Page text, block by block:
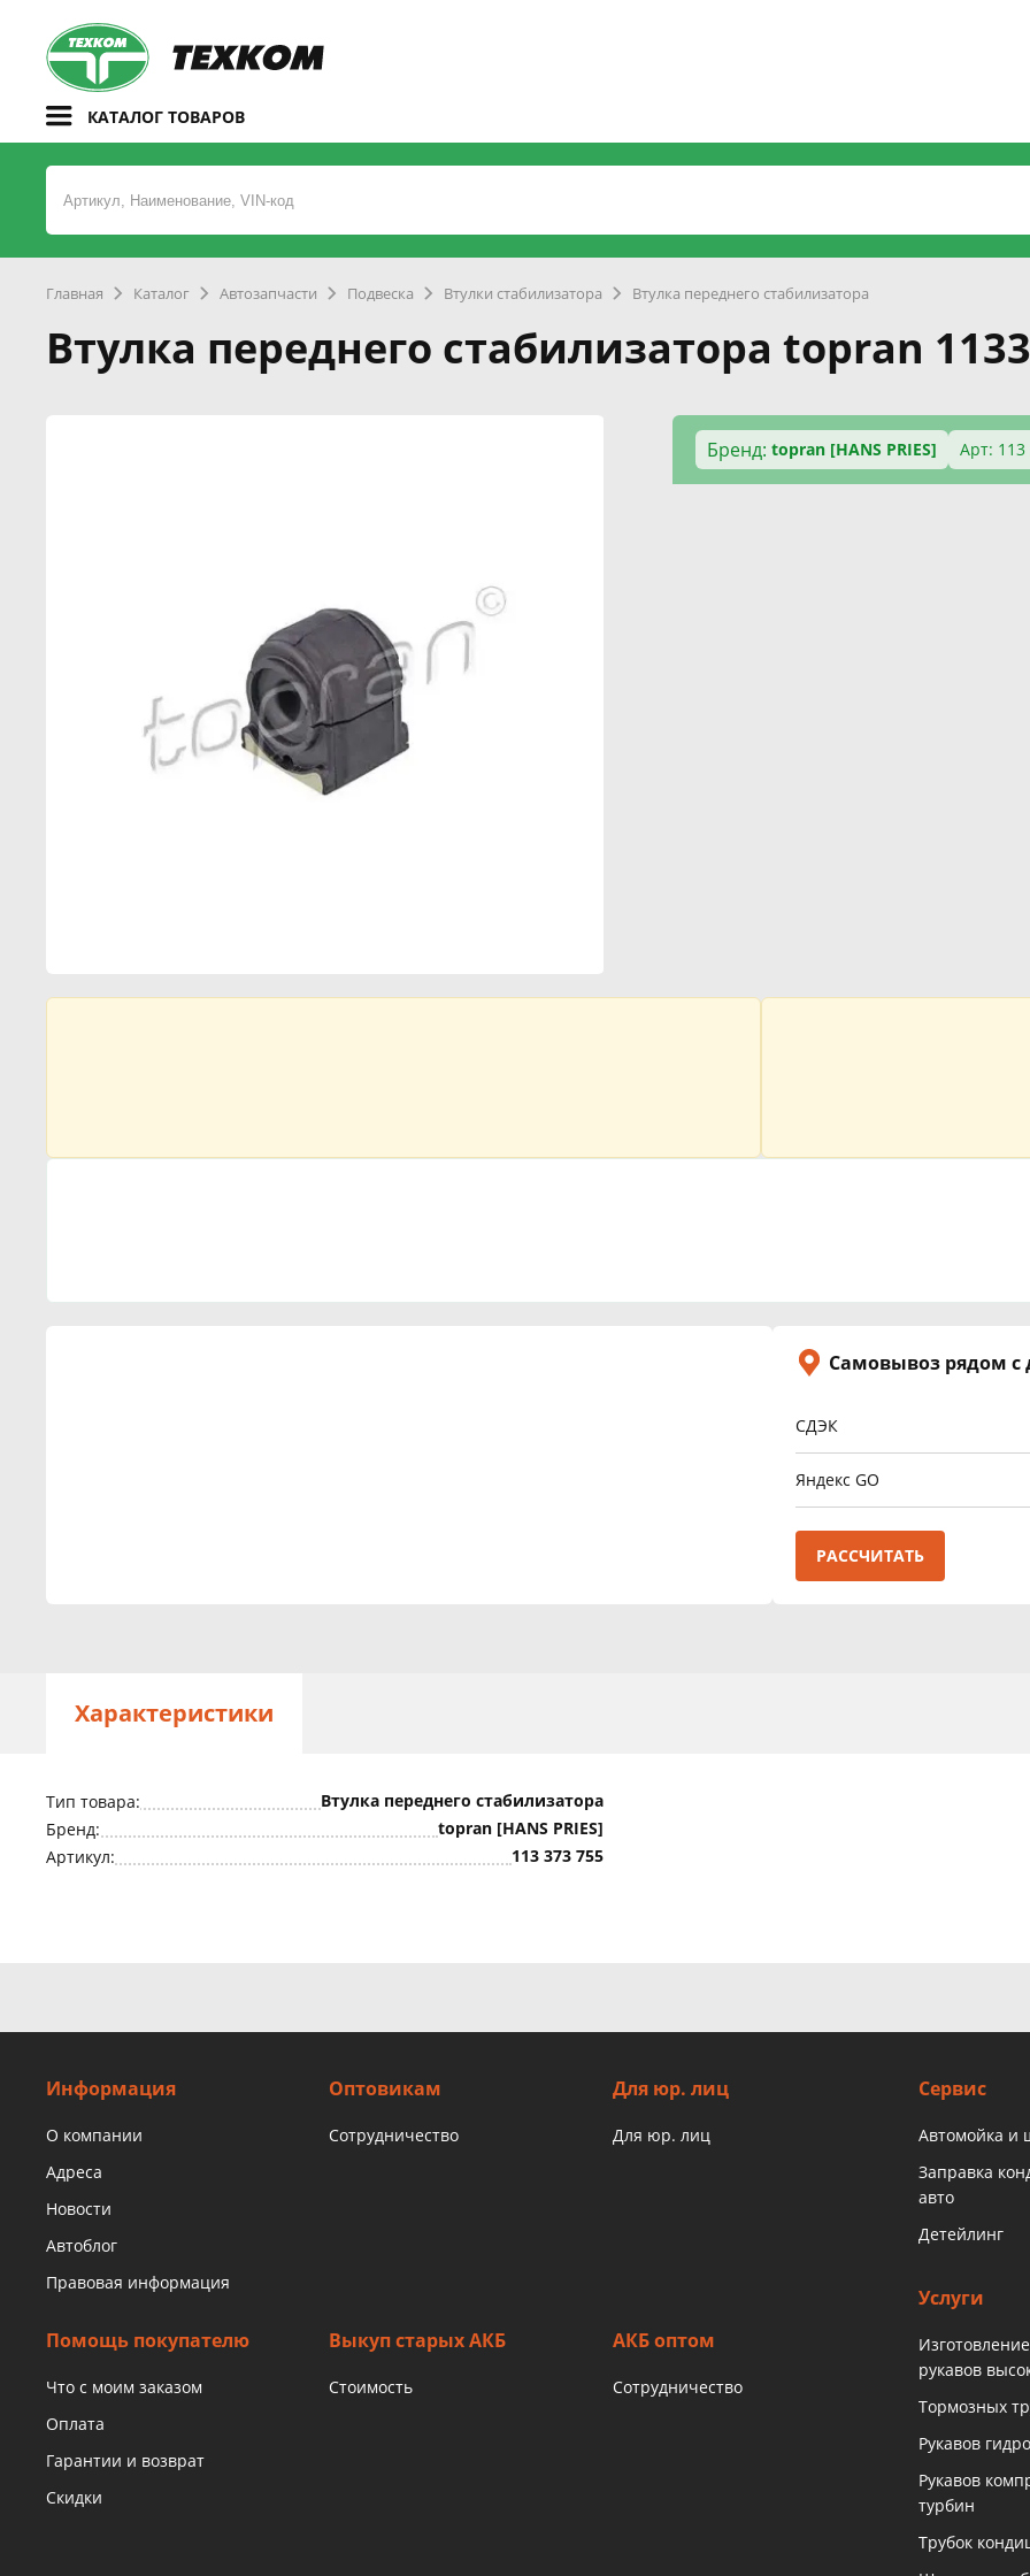
КАТАЛОГ ТОВАРОВ
Главная Каталог Автозапчасти Подвеска Втулки стабилизатора Втулка переднего стабилизатора
Втулка переднего стабилизатора topran
Бренд: topran [HANS PRIES] Арт: 113
Самовывоз рядом
СДЭК
Яндекс GO
РАССЧИТАТЬ
Характеристики
Тип товара:
Втулка переднего стабилизатора
Бренд:
topran [HANS PRIES]
Артикул:
113 373 755
Информация
О компании
Адреса
Новости
Автоблог
Правовая информация
Оптовикам
Сотрудничество
Для юр. лиц
Для юр. лиц
Помощь покупателю
Что с моим заказом
Оплата
Гарантии и возврат
Скидки
Выкуп старых АКБ
Стоимость
АКБ оптом
Сотрудничество
Сервис
Автомойка и
Заправка
авто
Детейлинг
Услуги
рукавов
Тормозных
Рукавов
Рукавов
турбин
Трубок